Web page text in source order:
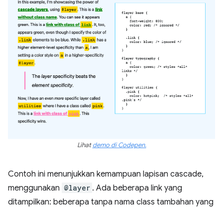
Lihatdemo di Codepen.
Contoh ini menunjukkan kemampuan lapisan cascade,
menggunakan @layer . Ada beberapa link yang
ditampilkan: beberapa tanpa nama class tambahan yang